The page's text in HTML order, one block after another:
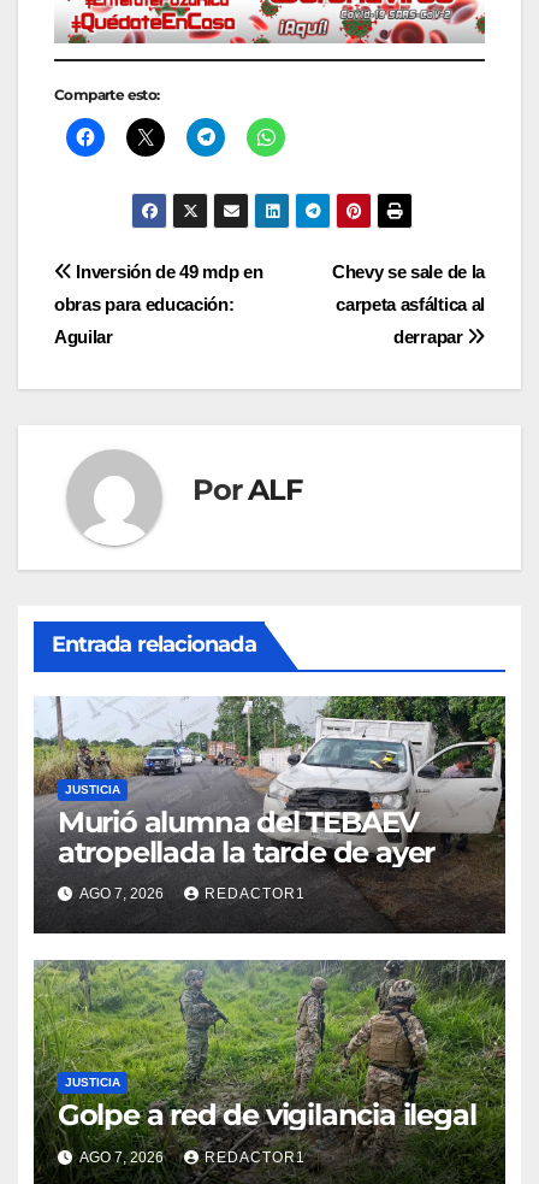
Comparte esto:
Navegación
de
entradas
Chevy se sale de la
carpeta asfáltica al
derrapar
Inversión de 49 mdp en
obras para educación:
Aguilar
PorALF
Entrada relacionada
JUSTICIA
Murió alumna del TEBAEV
atropellada la tarde de ayer
AGO 7, 2026 REDACTOR1
JUSTICIA
Golpe a red de vigilancia ilegal
AGO 7, 2026 REDACTOR1